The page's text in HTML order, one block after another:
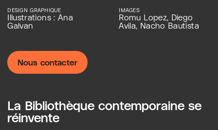
DESIGN GRAPHIQUE
Illustrations : Ana
Galvan
IMAGES
Romu Lopez, Diego
Avila, Nacho Bautista
Nous contacter
La Bibliothèque contemporaine se
réinvente